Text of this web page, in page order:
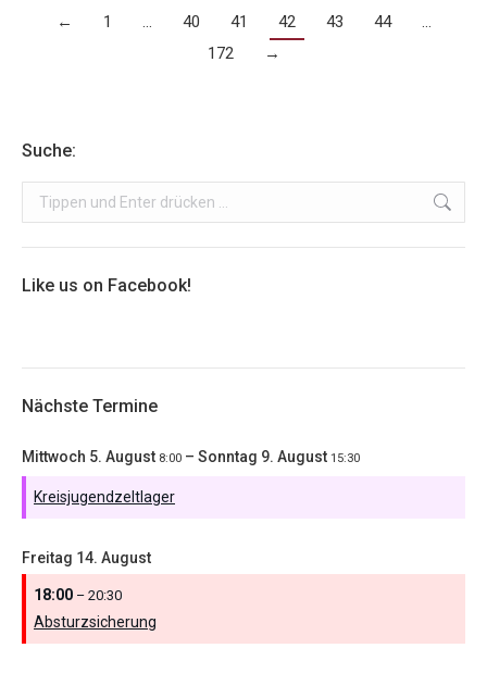
← 1 … 40 41 42 43 44
…
172
→
Suche:
Search:
Like us on Facebook!
Nächste Termine
Mittwoch 5. August 8:00 – Sonntag 9. August 15:30
Kreisjugendzeltlager
Freitag 14. August
18:00 – 20:30
Absturzsicherung